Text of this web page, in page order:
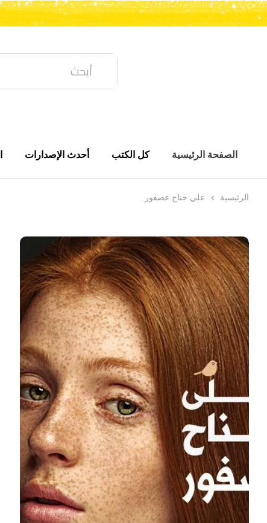
الصفحة الرئيسية كل الكتب أحدث الإصدارات
الرئيسية علي جناح عصفور